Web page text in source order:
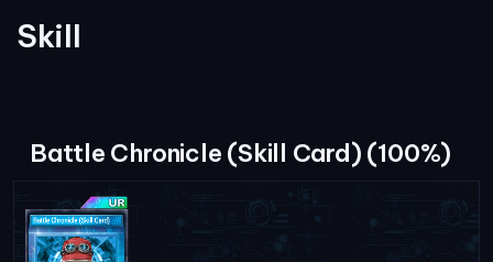
Skill
Battle Chronicle (Skill Card) (100%)